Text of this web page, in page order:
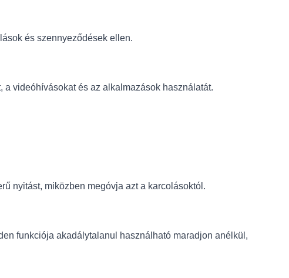
és szennyeződések ellen.
videóhívásokat és az alkalmazások használatát.
nyitást, miközben megóvja azt a karcolásoktól.
funkciója akadálytalanul használható maradjon anélkül,